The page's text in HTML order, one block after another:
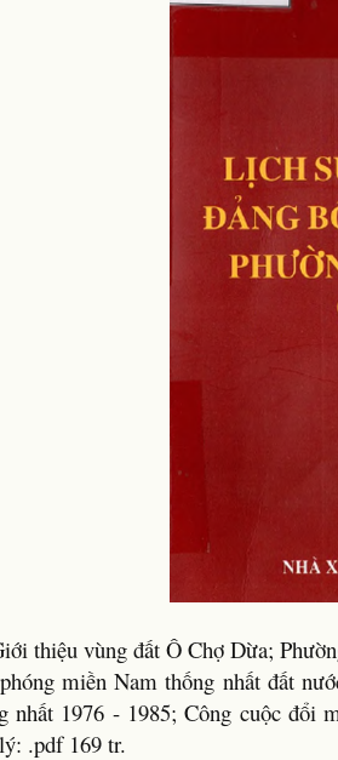
thiệu vùng đất Ô Chợ Dừa;
miền Nam thống nhất đất
nhất 1976 - 1985; Công cuộc đổi
.pdf 169 tr.